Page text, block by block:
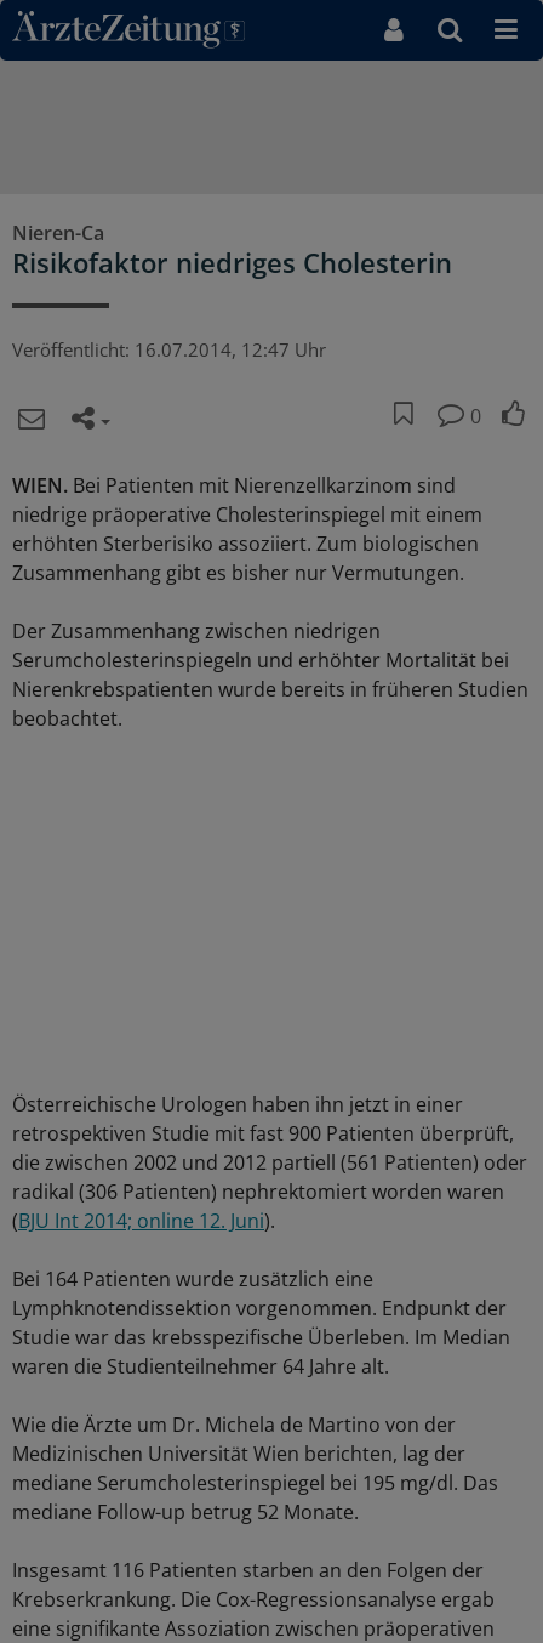
Direkt zum Inhaltsbereich
Nieren-Ca
Risikofaktor niedriges Cholesterin
Veröffentlicht: 16.07.2014, 12:47 Uhr
0
WIEN. Bei Patienten mit Nierenzellkarzinom sind
niedrige präoperative Cholesterinspiegel mit einem
erhöhten Sterberisiko assoziiert. Zum biologischen
Zusammenhang gibt es bisher nur Vermutungen.
Der Zusammenhang zwischen niedrigen
Serumcholesterinspiegeln und erhöhter Mortalität bei
Nierenkrebspatienten wurde bereits in früheren Studien
beobachtet.
Österreichische Urologen haben ihn jetzt in einer
retrospektiven Studie mit fast 900 Patienten überprüft,
die zwischen 2002 und 2012 partiell (561 Patienten) oder
radikal (306 Patienten) nephrektomiert worden waren
(BJU Int 2014; online 12. Juni).
Bei 164 Patienten wurde zusätzlich eine
Lymphknotendissektion vorgenommen. Endpunkt der
Studie war das krebsspezifische Überleben. Im Median
waren die Studienteilnehmer 64 Jahre alt.
Wie die Ärzte um Dr. Michela de Martino von der
Medizinischen Universität Wien berichten, lag der
mediane Serumcholesterinspiegel bei 195 mg/dl. Das
mediane Follow-up betrug 52 Monate.
Insgesamt 116 Patienten starben an den Folgen der
Krebserkrankung. Die Cox-Regressionsanalyse ergab
eine signifikante Assoziation zwischen präoperativen